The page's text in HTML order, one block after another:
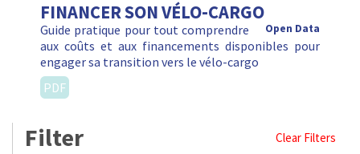
FINANCER SON VÉLO-CARGO
Open Data
Guide pratique pour tout comprendre
aux coûts et aux financements disponibles pour
engager sa transition vers le vélo-cargo
PDF
Filter Clear Filters